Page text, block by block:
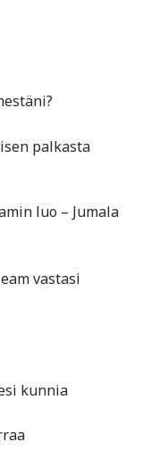
palkasta
luo – Jumala
vastasi
kunnia